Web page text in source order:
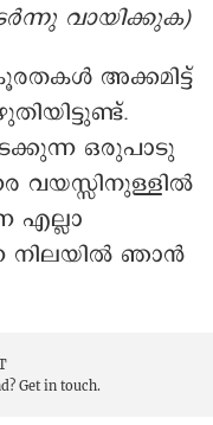
വായിക്കുക)
അക്കമിട്ട്
ഒരുപാടു
വയസ്സിനുള്ളിൽ
എല്ലാ
നിലയിൽ ഞാൻ
Get in touch.